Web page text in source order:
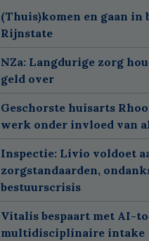
(Thuis)komen en gaan in
Rijnstate
NZa: Langdurige zorg
geld over
Geschorste huisarts
werk onder invloed van
Inspectie: Livio voldoet
zorgstandaarden,
bestuurscrisis
Vitalis bespaart met AI-
multidisciplinaire intake